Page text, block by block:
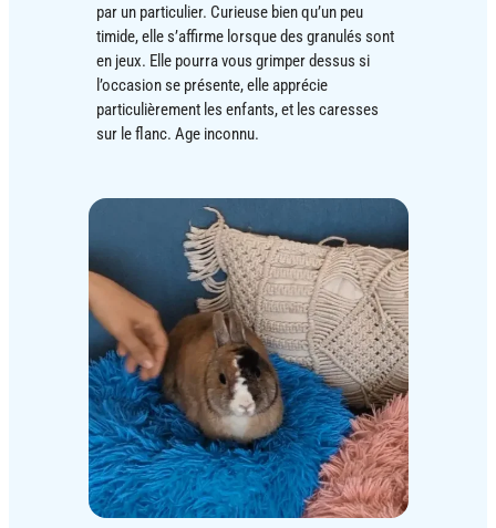
par un particulier. Curieuse bien qu’un peu
timide, elle s’affirme lorsque des granulés sont
en jeux. Elle pourra vous grimper dessus si
l’occasion se présente, elle apprécie
particulièrement les enfants, et les caresses
sur le flanc. Age inconnu.